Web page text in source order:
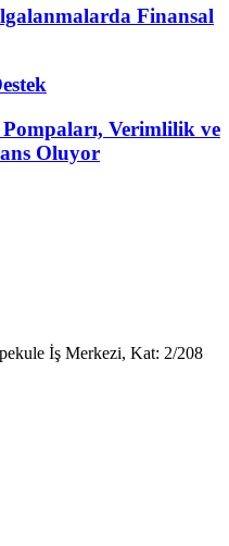
Finansal
Verimlilik ve
Oluyor
İş Merkezi, Kat: 2/208